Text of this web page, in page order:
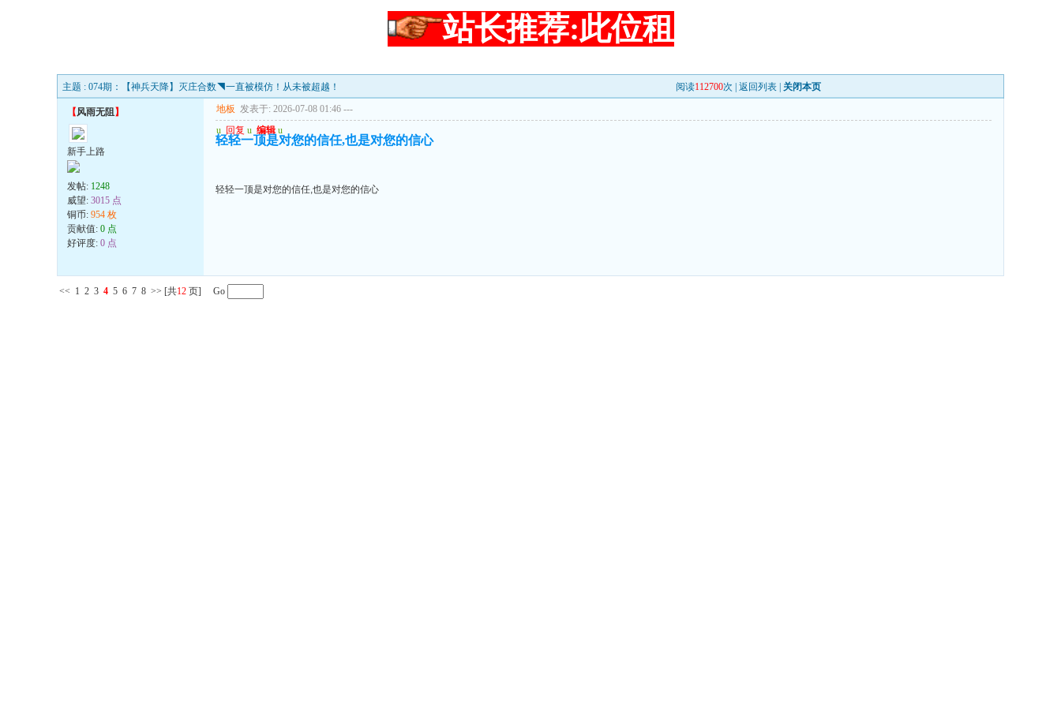
站长推荐:此位租
主题 : 074期：【神兵天降】灭庄合数◥一直被模仿！从未被超越！ 阅读112700次 | 返回列表 关闭本页
【风雨无阻】
新手上路
发帖: 1248
威望: 3015 点
铜币: 954 枚
贡献值: 0 点
好评度: 0 点
地板 发表于: 2026-07-08 01:46 ---
u 回复 u 编辑 u
轻轻一顶是对您的信任,也是对您的信心
轻轻一顶是对您的信任,也是对您的信心
<< 1 2 3 4 5 6 7 8 >> [共12 页] Go